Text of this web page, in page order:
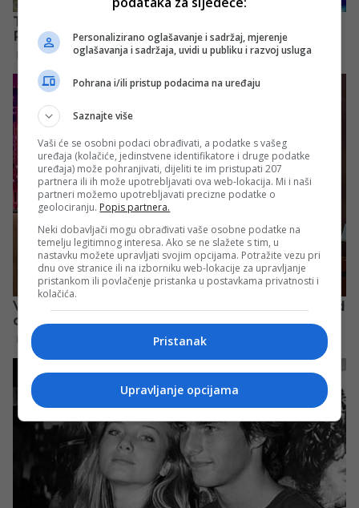
Personalizirano oglašavanje i sadržaj, mjerenje
oglašavanja i sadržaja, uvidi u publiku i razvoj usluga
Pohrana i/ili pristup podacima na uređaju
Saznajte više
Vaši će se osobni podaci obrađivati, a podatke s vašeg
uređaja (kolačiće, jedinstvene identifikatore i druge podatke
uređaja) može pohranjivati, dijeliti te im pristupati 207
partnera ili ih može upotrebljavati ova web-lokacija. Mi i naši
partneri možemo upotrebljavati precizne podatke o
geolociranju. Popis partnera.
Neki dobavljači mogu obrađivati vaše osobne podatke na
temelju legitimnog interesa. Ako se ne slažete s tim, u
nastavku možete upravljati svojim opcijama. Potražite vezu pri
dnu ove stranice ili na izborniku web-lokacije za upravljanje
pristankom ili povlačenje pristanka u postavkama privatnosti i
kolačića.
Pristanak
Upravljanje opcijama